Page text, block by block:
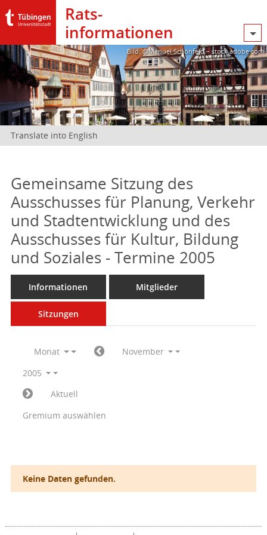
Rats­
informationen
Bild: @Manuel Schönfeld – stock.adobe.com
Translate into English
Gemeinsame Sitzung des
Ausschusses für Planung, Verkehr
und Stadtentwicklung und des
Ausschusses für Kultur, Bildung
und Soziales - Termine 2005
Informationen Mitglieder
Sitzungen
Monat
November
2005
Aktuell
Gremium auswählen
Keine Daten gefunden.